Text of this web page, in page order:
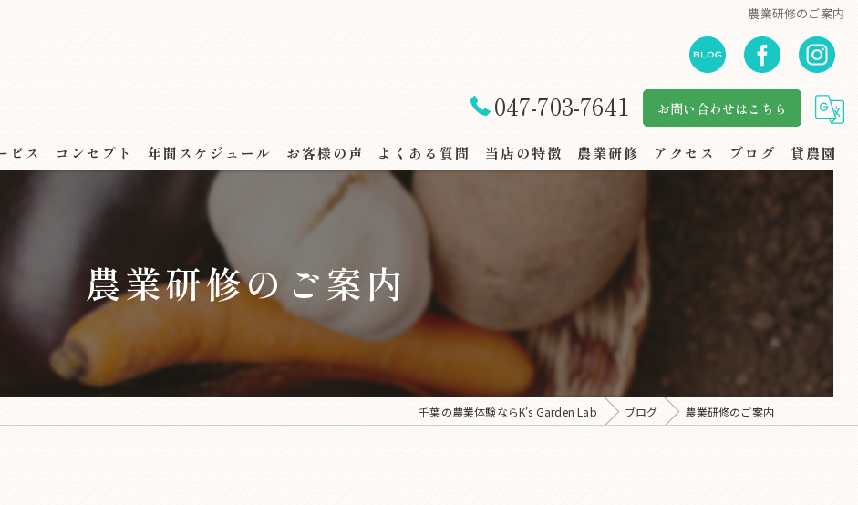
農業研修のご案内
047-703-7641 お問い合わせはこちら
ビス コンセプト 年間スケジュール お客様の声 よくある質問 当店の特徴
スーパー・地場野菜コーナー
家族連れ
農業研修 アクセス ブログ 貸農園
農業研修のご案内
千葉の農業体験ならK's Garden Lab ブログ 農業研修のご案内